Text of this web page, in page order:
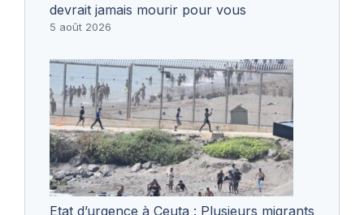
devrait jamais mourir pour vous
5 août 2026
Etat d’urgence à Ceuta : Plusieurs migrants